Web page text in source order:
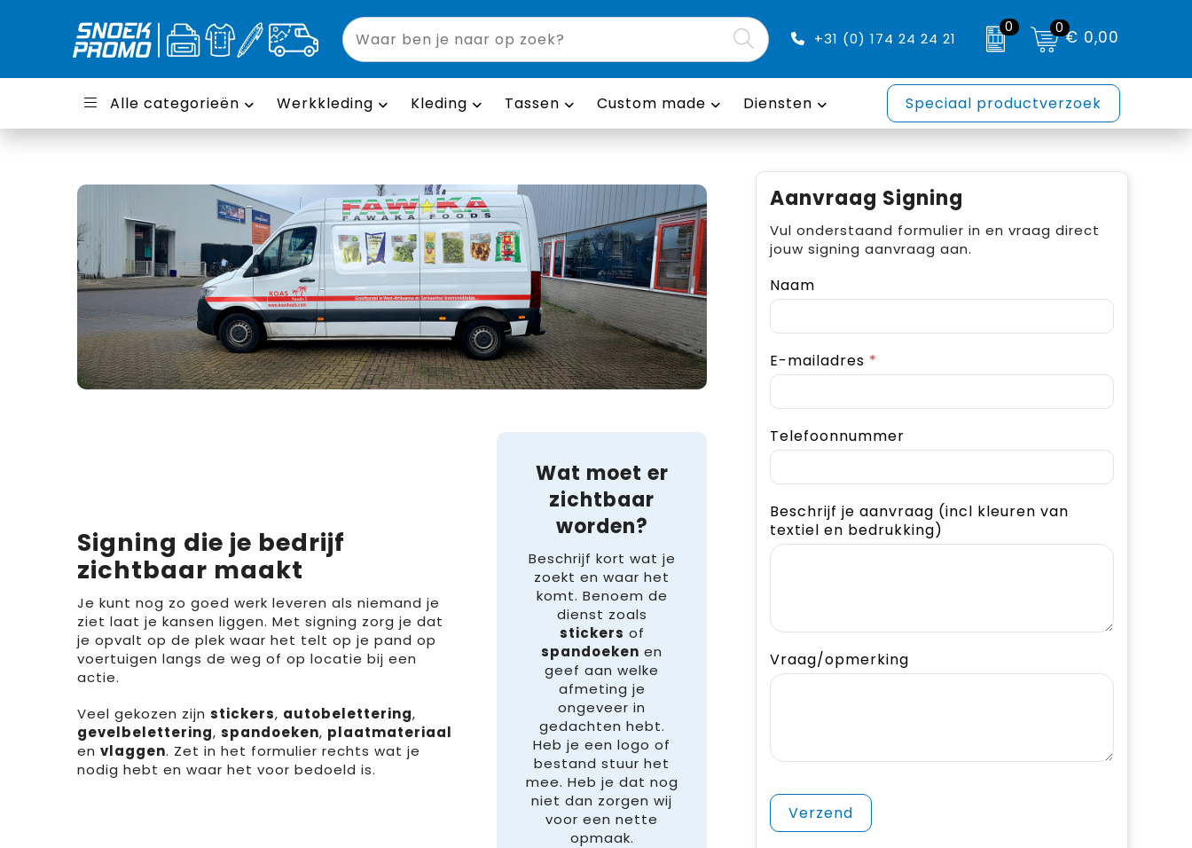
+31 (0) 174 24 24 21
0 0€ 0,00
Alle categorieën Werkkleding Kleding Tassen Custom made Diensten Speciaal productverzoek
Signing die je bedrijf
zichtbaar maakt
Je kunt nog zo goed werk leveren als niemand je
ziet laat je kansen liggen. Met signing zorg je dat
je opvalt op de plek waar het telt op je pand op
voertuigen langs de weg of op locatie bij een
actie.
Veel gekozen zijn stickers, autobelettering,
gevelbelettering, spandoeken, plaatmateriaal
en vlaggen. Zet in het formulier rechts wat je
nodig hebt en waar het voor bedoeld is.
Wat moet er
zichtbaar
worden?
Beschrijf kort wat je
zoekt en waar het
komt. Benoem de
dienst zoals
stickers of
spandoeken en
geef aan welke
afmeting je
ongeveer in
gedachten hebt.
Heb je een logo of
bestand stuur het
mee. Heb je dat nog
niet dan zorgen wij
voor een nette
opmaak.
Aanvraag Signing
Vul onderstaand formulier in en vraag direct
jouw signing aanvraag aan.
Naam
E-mailadres *
Telefoonnummer
Beschrijf je aanvraag (incl kleuren van
textiel en bedrukking)
Vraag/opmerking